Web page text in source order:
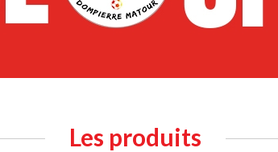
Les produits